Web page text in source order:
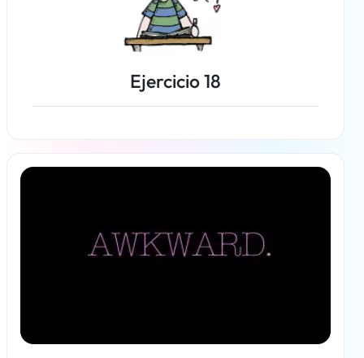
Ejercicio 18
Más información